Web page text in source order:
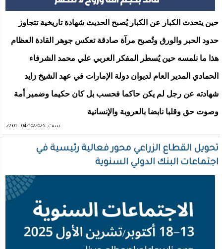
حين يتحدث الكبار عن الكبار يُصبح الحديث شهادة تاريخية تتجاوز
حدود الحبر والورق وتُصبح مرآة صادقة تعكس جوهر القادة العظام
هذا ما نلمسه حين يُسطر المفكر العربي علي محمد الشرفاء
الحمادي المدير العام لديوان دولة الإمارات في عهد الشيخ زايد
شهادته عن رجل لم يكن حاكما فحسب بل كان حكيما وضمير أمة
وصوت حق وقلبا نابضا بالعروبة والإنسانية
سبت, 04/10/2025 - 22:01
تحويل القطاع الزراعي محور فعالية رئيسية في
اجتماعات البنك الدولي السنوية